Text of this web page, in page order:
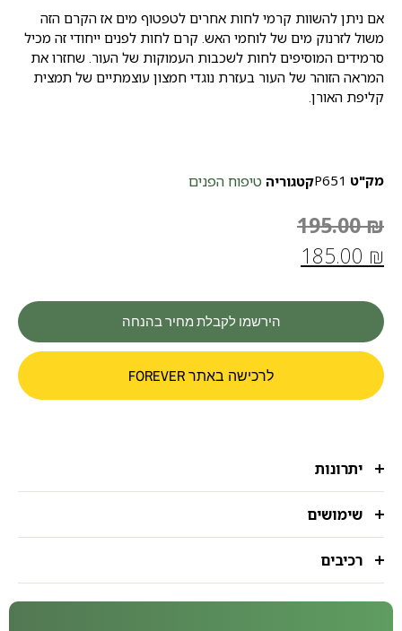
אם ניתן להשוות קרמי לחות אחרים לטפטוף מים אז הקרם הזה
משול לזרנוק מים של לוחמי האש. קרם לחות לפנים ייחודי זה מכיל
סרמידים המוסיפים לחות לשכבות העמוקות של העור. שחזרו את
המראה הזוהר של העור בעזרת נוגדי חמצון עוצמתיים של תמצית
קליפת האורן.
מק"ט P651קטגוריה טיפוח הפנים
195.00₪
185.00 ₪
הירשמו לקבלת מחיר בהנחה
לרכישה באתר FOREVER
יתרונות
שימושים
רכיבים